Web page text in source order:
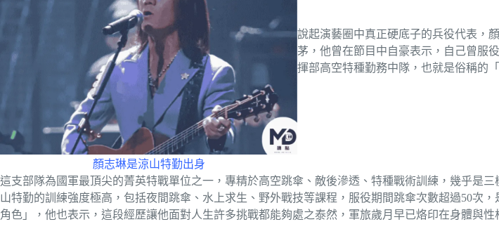
顏志琳是涼山特勤出身
說起演藝圈中真正硬底子的兵役代表，
茅，他曾在節目中自豪表示，自己曾服
揮部高空特種勤務中隊，也就是俗稱的
這支部隊為國軍最頂尖的菁英特戰單位之一，專精於高空跳傘、敵後滲透、特種戰術訓練，幾乎是三
山特勤的訓練強度極高，包括夜間跳傘、水上求生、野外戰技等課程，服役期間跳傘次數超過50次，
角色」，他也表示，這段經歷讓他面對人生許多挑戰都能夠處之泰然，軍旅歲月早已烙印在身體與性